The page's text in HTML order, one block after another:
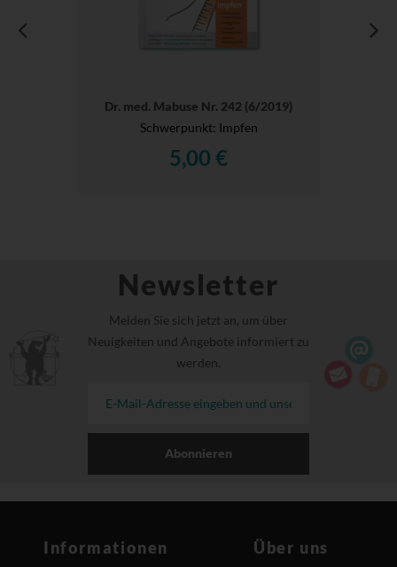
Dr. med. Mabuse Nr. 242 (6/2019)
Schwerpunkt: Impfen
5,00 €
Newsletter
Melden Sie sich jetzt an, um über
Neuigkeiten und Angebote informiert zu
werden.
Abonnieren
Informationen Über uns